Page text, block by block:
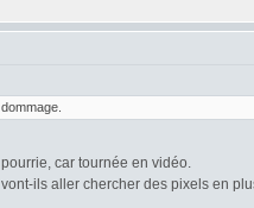
car tournée en vidéo.
ils aller chercher des pixels en